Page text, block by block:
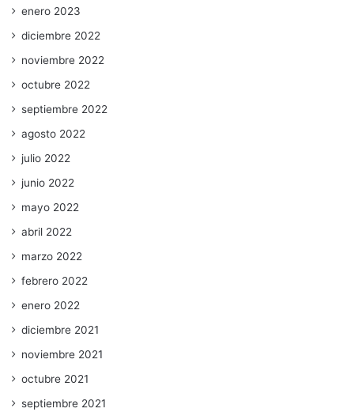
enero 2023
diciembre 2022
noviembre 2022
octubre 2022
septiembre 2022
agosto 2022
julio 2022
junio 2022
mayo 2022
abril 2022
marzo 2022
febrero 2022
enero 2022
diciembre 2021
noviembre 2021
octubre 2021
septiembre 2021